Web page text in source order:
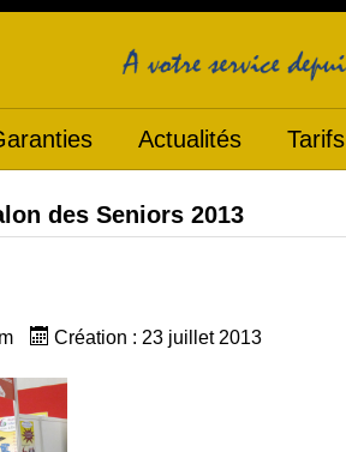
Actualités Tarifs
des Seniors 2013
Création : 23 juillet 2013